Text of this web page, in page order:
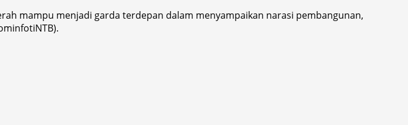
mampu menjadi garda terdepan dalam menyampaikan narasi pembangunan,